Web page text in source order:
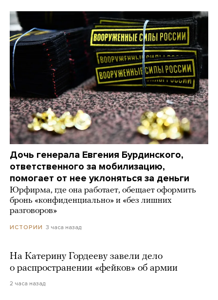
Дочь генерала Евгения Бурдинского,
ответственного за мобилизацию,
помогает от нее уклоняться за деньги
Юрфирма, где она работает, обещает оформить
бронь «конфиденциально» и «без лишних
разговоров»
ИСТОРИИ 3 часа назад
На Катерину Гордееву завели дело
о распространении «фейков» об армии
2 часа назад